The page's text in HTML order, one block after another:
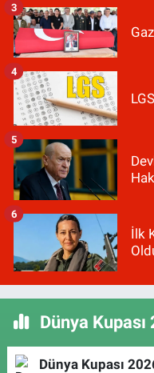
3
4
5
İlk
6
Dünya
Dünya Kupası